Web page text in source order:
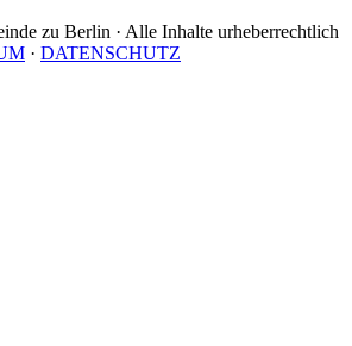
zu Berlin · Alle Inhalte urheberrechtlich
· DATENSCHUTZ